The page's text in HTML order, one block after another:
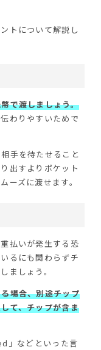
トについて解説し
で渡しましょう。
わりやすいためで
手を待たせること
出すよりポケット
ーズに渡せます。
払いが発生する恐
るにも関わらずチ
ましょう。
場合、別途チップ
て、チップが含ま
」などといった言